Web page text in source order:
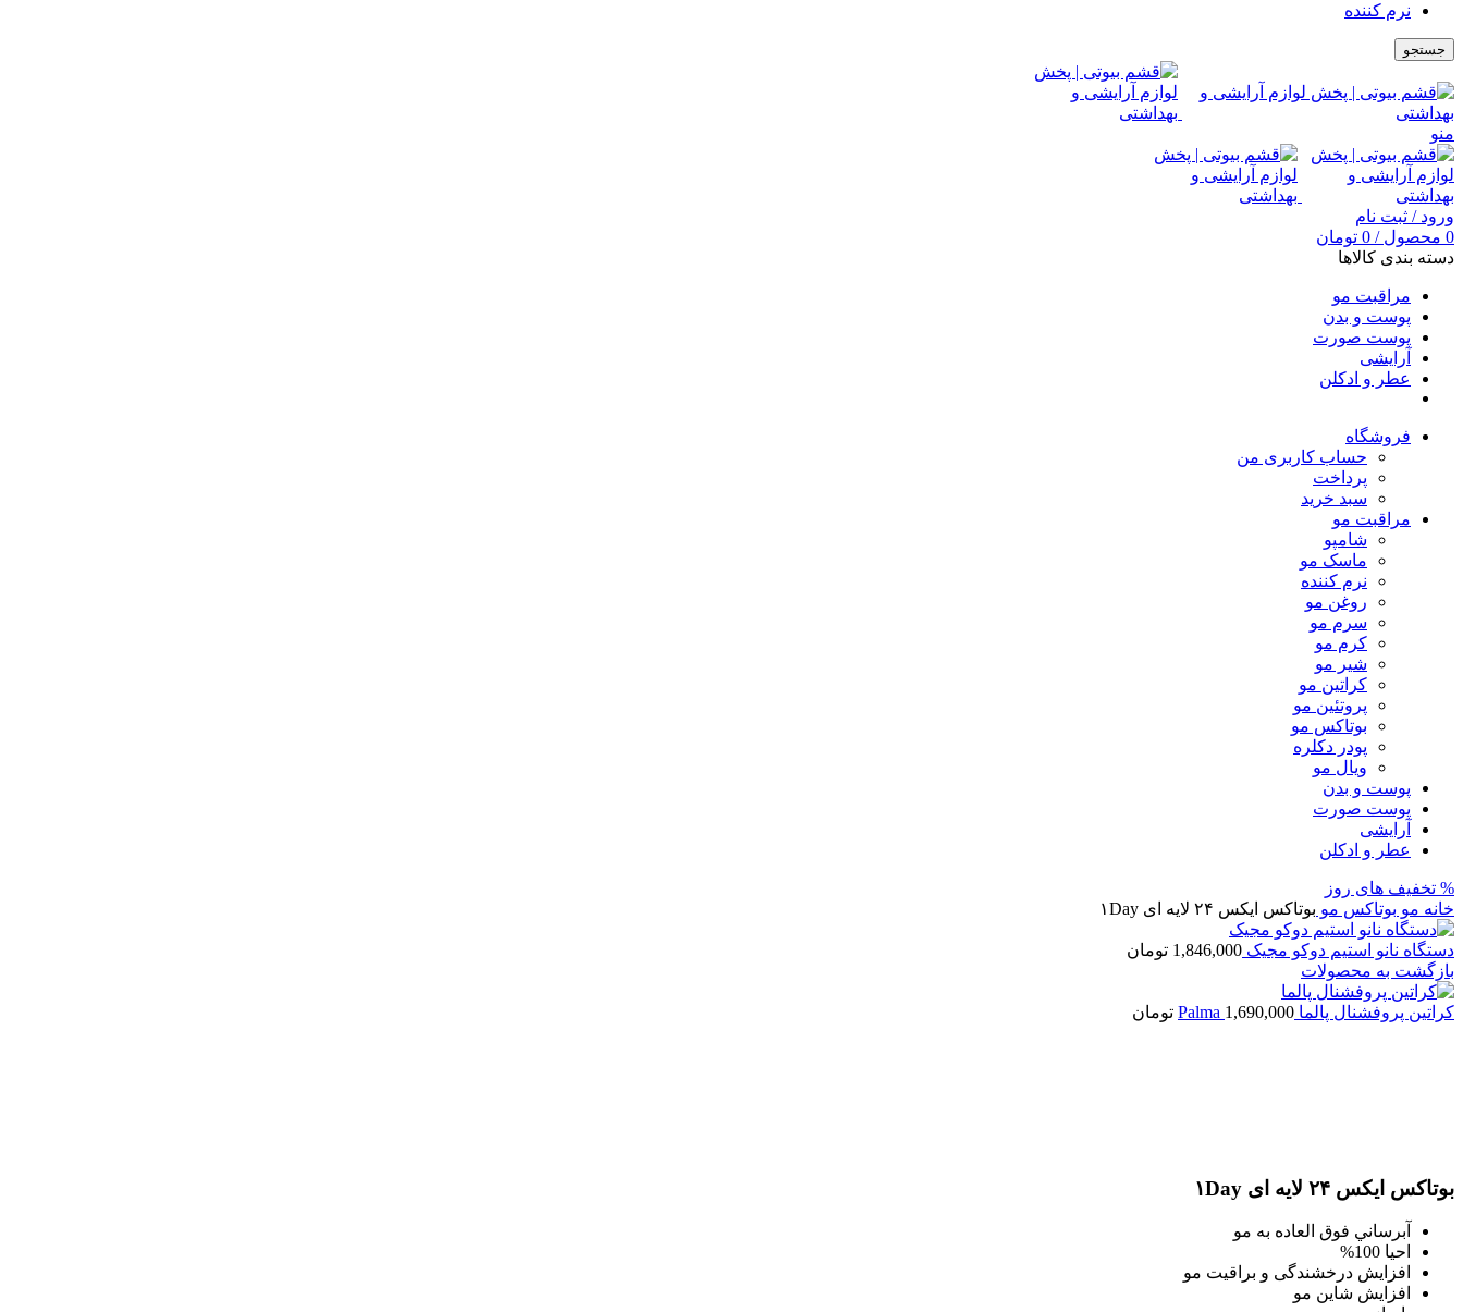
نرم کننده
جستجو
منو
ورود / ثبت نام
0 محصول /
0 تومان
دسته بندی کالاها
مراقبت مو
پوست و بدن
پوست صورت
آرایشی
عطر و ادکلن
فروشگاه
حساب کاربری من
پرداخت
سبد خرید
مراقبت مو
شامپو
ماسک مو
نرم کننده
روغن مو
سرم مو
کرم مو
شیر مو
کراتین مو
پروتئین مو
بوتاکس مو
پودر دکلره
ویال مو
پوست و بدن
پوست صورت
آرایشی
عطر و ادکلن
% تخفیف های روز
خانه مو بوتاکس مو بوتاکس ایکس ۲۴ لایه ای ۱Day
دستگاه نانو استیم دوکو مجیک 1,846,000 تومان
بازگشت به محصولات
کراتین پروفشنال پالما Palma 1,690,000
تومان
بوتاکس ایکس ۲۴ لایه ای ۱Day
آبرساني فوق العاده به مو
احیا 100%
افزایش درخشندگی و براقیت مو
افزایش شاین مو